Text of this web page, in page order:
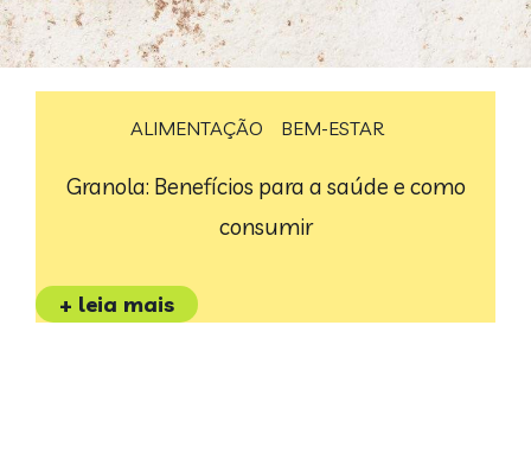
ALIMENTAÇÃO BEM-ESTAR
Granola: Benefícios para a saúde e como
consumir
+ leia mais